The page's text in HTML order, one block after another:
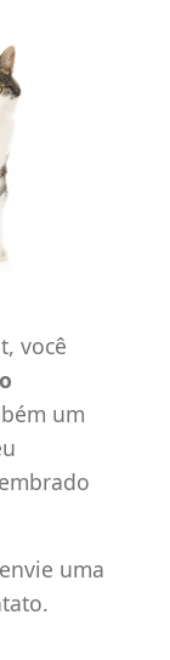
você
um
envie uma